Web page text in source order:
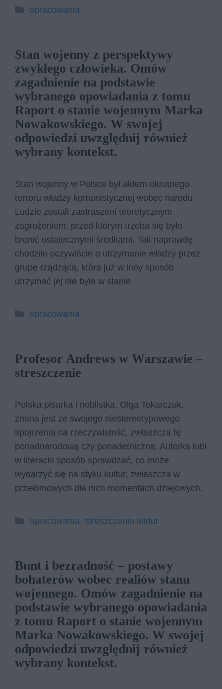
Kategorie
opracowania
Stan wojenny z perspektywy
zwykłego człowieka. Omów
zagadnienie na podstawie
wybranego opowiadania z tomu
Raport o stanie wojennym Marka
Nowakowskiego. W swojej
odpowiedzi uwzględnij również
wybrany kontekst.
Stan wojenny w Polsce był aktem okrutnego
terroru władzy komunistycznej wobec narodu.
Ludzie zostali zastraszeni teoretycznym
zagrożeniem, przed którym trzeba się było
bronić ostatecznymi środkami. Tak naprawdę
chodziło oczywiście o utrzymanie władzy przez
grupę rządzącą, która już w inny sposób
utrzymać jej nie była w stanie.
Kategorie
opracowania
Profesor Andrews w Warszawie –
streszczenie
Polska pisarka i noblistka, Olga Tokarczuk,
znana jest ze swojego niestereotypowego
spojrzenia na rzeczywistość, zwłaszcza tę
ponadnarodową czy ponadetniczną. Autorka lubi
w literacki sposób sprawdzać, co może
wydarzyć się na styku kultur, zwłaszcza w
przełomowych dla nich momentach dziejowych.
Kategorie
opracowania, streszczenia lektur
Bunt i bezradność – postawy
bohaterów wobec realiów stanu
wojennego. Omów zagadnienie na
podstawie wybranego opowiadania
z tomu Raport o stanie wojennym
Marka Nowakowskiego. W swojej
odpowiedzi uwzględnij również
wybrany kontekst.